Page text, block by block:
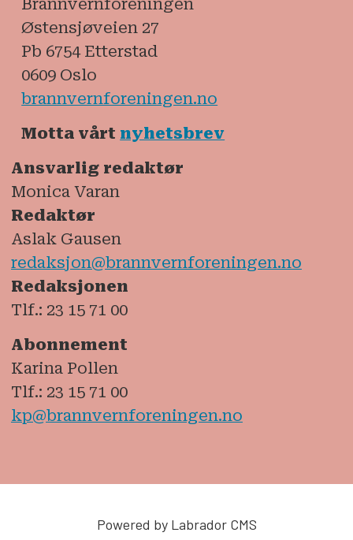
fylkeskommunene, Sametinget,
Sysselmesteren på Svalbard og
forvaltningsmuseene på
kulturminnefeltet.
Kilde:Riksantikvaren
Brannvernforeningen
Østensjøveien 27
Pb 6754 Etterstad
0609 Oslo
brannvernforeningen.no
Motta vårt nyhetsbrev
Ansvarlig redaktør
Monica Varan
Redaktør
Aslak Gausen
redaksjon@brannvernforeningen.no
Redaksjonen
Tlf.: 23 15 71 00
Abonnement
Karina Pollen
Tlf.: 23 15 71 00
kp@brannvernforeningen.no
Powered by Labrador CMS